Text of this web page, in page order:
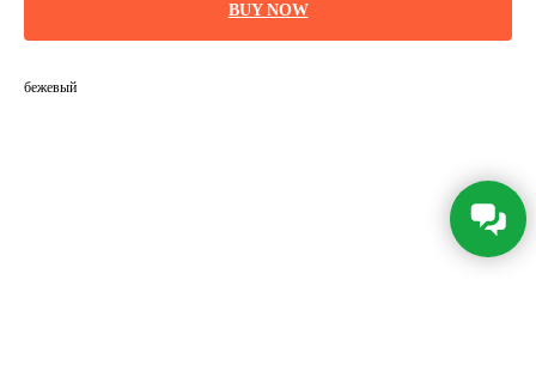
BUY NOW
бежевый